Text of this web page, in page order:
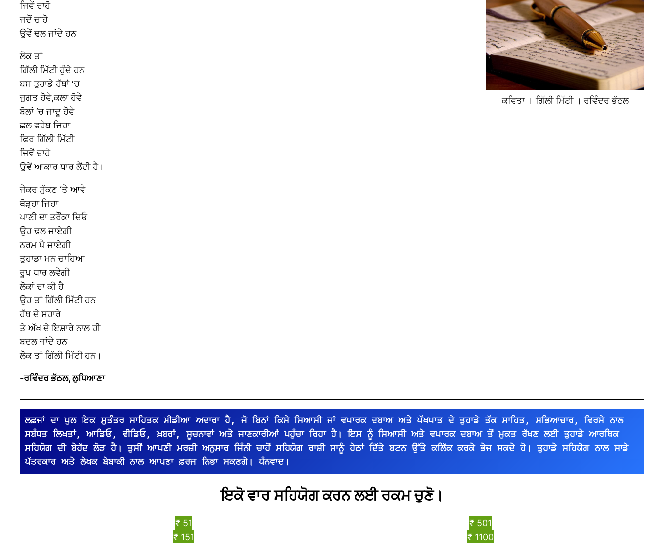
ਕਵਿਤਾ । ਗਿੱਲੀ ਮਿੱਟੀ । ਰਵਿੰਦਰ ਭੱਠਲ
ਜਿਵੇਂ ਚਾਹੋ
ਜਦੋਂ ਚਾਹੋ
ਉਵੇਂ ਢਲ ਜਾਂਦੇ ਹਨ
ਲੋਕ ਤਾਂ
ਗਿੱਲੀ ਮਿੱਟੀ ਹੁੰਦੇ ਹਨ
ਬਸ ਤੁਹਾਡੇ ਹੱਥਾਂ ‘ਚ
ਜੁਗਤ ਹੋਵੇ,ਕਲਾ ਹੋਵੇ
ਬੋਲਾਂ ‘ਚ ਜਾਦੂ ਹੋਵੇ
ਛਲ ਫਰੇਬ ਜਿਹਾ
ਫਿਰ ਗਿੱਲੀ ਮਿੱਟੀ
ਜਿਵੇਂ ਚਾਹੋ
ਉਵੇਂ ਆਕਾਰ ਧਾਰ ਲੈਂਦੀ ਹੈ।
ਜੇਕਰ ਸੁੱਕਣ ‘ਤੇ ਆਵੇ
ਥੋੜ੍ਹਾ ਜਿਹਾ
ਪਾਣੀ ਦਾ ਤਰੌਂਕਾ ਦਿਓ
ਉਹ ਢਲ ਜਾਏਗੀ
ਨਰਮ ਪੈ ਜਾਏਗੀ
ਤੁਹਾਡਾ ਮਨ ਚਾਹਿਆ
ਰੂਪ ਧਾਰ ਲਵੇਗੀ
ਲੋਕਾਂ ਦਾ ਕੀ ਹੈ
ਉਹ ਤਾਂ ਗਿੱਲੀ ਮਿੱਟੀ ਹਨ
ਹੱਥ ਦੇ ਸਹਾਰੇ
ਤੇ ਅੱਖ ਦੇ ਇਸ਼ਾਰੇ ਨਾਲ ਹੀ
ਬਦਲ ਜਾਂਦੇ ਹਨ
ਲੋਕ ਤਾਂ ਗਿੱਲੀ ਮਿੱਟੀ ਹਨ।
-ਰਵਿੰਦਰ ਭੱਠਲ, ਲੁਧਿਆਣਾ
ਲਫ਼ਜਾਂ ਦਾ ਪੁਲ ਇਕ ਸੁਤੰਤਰ ਸਾਹਿਤਕ ਮੀਡੀਆ ਅਦਾਰਾ ਹੈ, ਜੋ ਬਿਨਾਂ ਕਿਸੇ ਸਿਆਸੀ ਜਾਂ ਵਪਾਰਕ ਦਬਾਅ ਅਤੇ ਪੱਖਪਾਤ ਦੇ ਤੁਹਾਡੇ ਤੱਕ ਸਾਹਿਤ, ਸਭਿਆਚਾਰ, ਵਿਰਸੇ ਨਾਲ
ਸਬੰਧਤ ਲਿਖਤਾਂ, ਆਡਿਓ, ਵੀਡਿਓ, ਖ਼ਬਰਾਂ, ਸੂਚਨਾਵਾਂ ਅਤੇ ਜਾਣਕਾਰੀਆਂ ਪਹੁੰਚਾ ਰਿਹਾ ਹੈ। ਇਸ ਨੂੰ ਸਿਆਸੀ ਅਤੇ ਵਪਾਰਕ ਦਬਾਅ ਤੋਂ ਮੁਕਤ ਰੱਖਣ ਲਈ ਤੁਹਾਡੇ ਆਰਥਿਕ
ਸਹਿਯੋਗ ਦੀ ਬੇਹੱਦ ਲੋੜ ਹੈ। ਤੁਸੀਂ ਆਪਣੀ ਮਰਜ਼ੀ ਅਨੁਸਾਰ ਜਿੰਨੀ ਚਾਹੋਂ ਸਹਿਯੋਗ ਰਾਸ਼ੀ ਸਾਨੂੰ ਹੇਠਾਂ ਦਿੱਤੇ ਬਟਨ ਉੱਤੇ ਕਲਿੱਕ ਕਰਕੇ ਭੇਜ ਸਕਦੇ ਹੋ। ਤੁਹਾਡੇ ਸਹਿਯੋਗ ਨਾਲ ਸਾਡੇ
ਪੱਤਰਕਾਰ ਅਤੇ ਲੇਖਕ ਬੇਬਾਕੀ ਨਾਲ ਆਪਣਾ ਫ਼ਰਜ ਨਿਭਾ ਸਕਣਗੇ। ਧੰਨਵਾਦ।
ਇਕੋ ਵਾਰ ਸਹਿਯੋਗ ਕਰਨ ਲਈ ਰਕਮ ਚੁਣੋ।
₹ 51
₹ 151
₹ 501
₹ 1100